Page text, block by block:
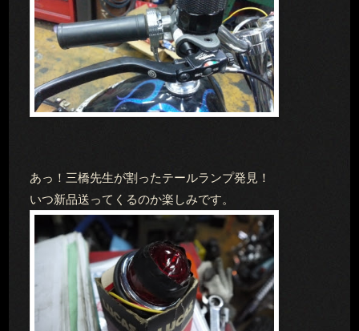
あっ！三橋先生が割ったテールランプ発見！
いつ新品送ってくるのか楽しみです。